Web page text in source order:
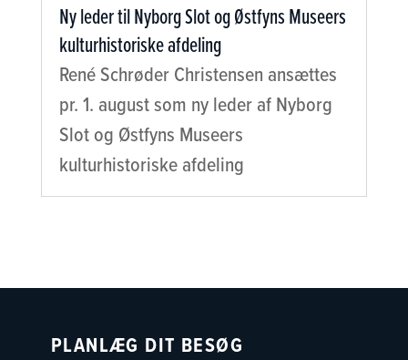
Ny leder til Nyborg Slot og Østfyns Museers
kulturhistoriske afdeling
René Schrøder Christensen ansættes
pr. 1. august som ny leder af Nyborg
Slot og Østfyns Museers
kulturhistoriske afdeling
PLANLÆG DIT BESØG